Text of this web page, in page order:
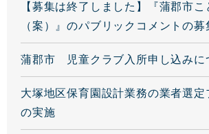
【募集は終了しました】『蒲郡市
（案）』のパブリックコメントの募
蒲郡市 児童クラブ入所申し込みに
大塚地区保育園設計業務の業者選定
の実施